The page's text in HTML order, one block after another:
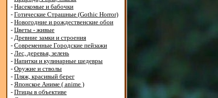
- Насекомые и бабочки
- Готические Страшные (Gothic Horror)
- Новогодние и рождественские обои
- Цветы - живые
- Древние замки и строения
- Современные Городские пейзажи
- Лес, деревья, зелень
- Напитки и кулинарные шедевры
- Оружие и стволы
- Пляж, красивый берег
- Японское Аниме ( anime )
- Птицы в объективе